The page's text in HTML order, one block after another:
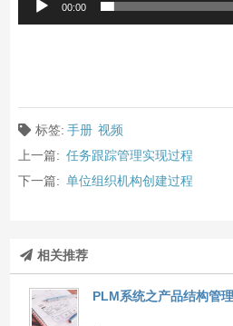
00:00
标签: 手册 视频
上一篇: 任务跟踪管理实现过程
下一篇: 单位组织机构创建过程
相关推荐
PLM系统之产品结构管理